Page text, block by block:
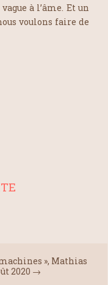
à l’âme. Et un
voulons faire de
», Mathias
2020 →